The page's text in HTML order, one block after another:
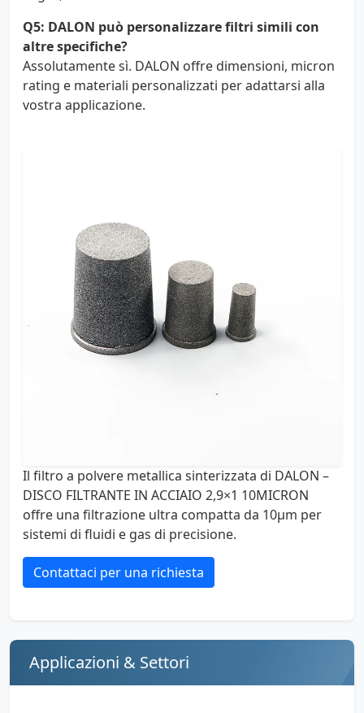
Q5: DALON può personalizzare filtri simili con
altre specifiche?
Assolutamente sì. DALON offre dimensioni, micron
rating e materiali personalizzati per adattarsi alla
vostra applicazione.
Il filtro a polvere metallica sinterizzata di DALON –
DISCO FILTRANTE IN ACCIAIO 2,9×1 10MICRON
offre una filtrazione ultra compatta da 10µm per
sistemi di fluidi e gas di precisione.
Contattaci per una richiesta
Applicazioni & Settori